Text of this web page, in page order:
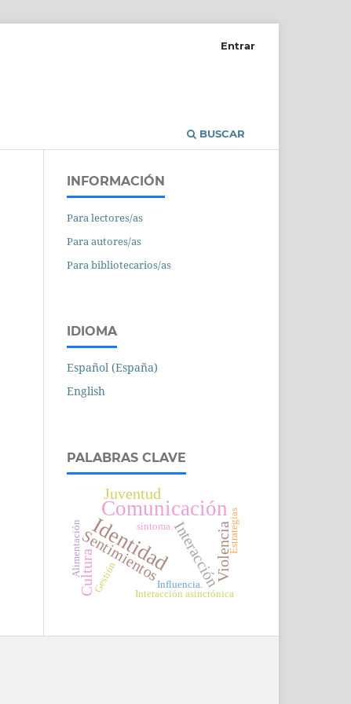
BUSCAR
Entrar
INFORMACIÓN
Para lectores/as
Para autores/as
Para bibliotecarios/as
IDIOMA
Español (España)
English
PALABRAS CLAVE
Identidad
Comunicación
SentimientosInteracción
Juventud
Violencia
Cultura
síntoma. Estrategias
Alimentación
Influencia.
Gestión
Interacción asincrónica